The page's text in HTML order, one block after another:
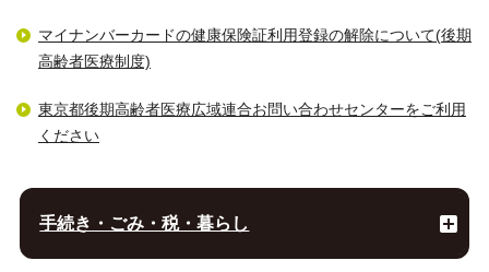
マイナンバーカードの健康保険証利用登録の解除について(後期
高齢者医療制度)
東京都後期高齢者医療広域連合お問い合わせセンターをご利用
ください
手続き・ごみ・税・暮らし